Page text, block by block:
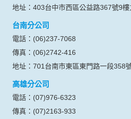
生的相關記錄，包括您使用連線設備
的瀏覽器予以標示，歸納使用者瀏覽
網頁，除非您願意告知您的個人資料
將此項記錄和您對應。請您注意，在
商，或與連結本網站，也可能蒐集您
提供的個人資訊，這些廣告廠商、或
公司不負任何連帶責任。
本網站將在事前或註冊登錄取得您的
或電子郵件給您。本公司除了在該資
本公司發送，也會在該資料或電子郵
地址：403台中市西區公益路367號9樓
台南分公司
電話：(06)237-7068
傳真：(06)2742-416
地址：701台南市東區東門路一段358
高雄分公司
電話：(07)976-6323
傳真：(07)2163-933